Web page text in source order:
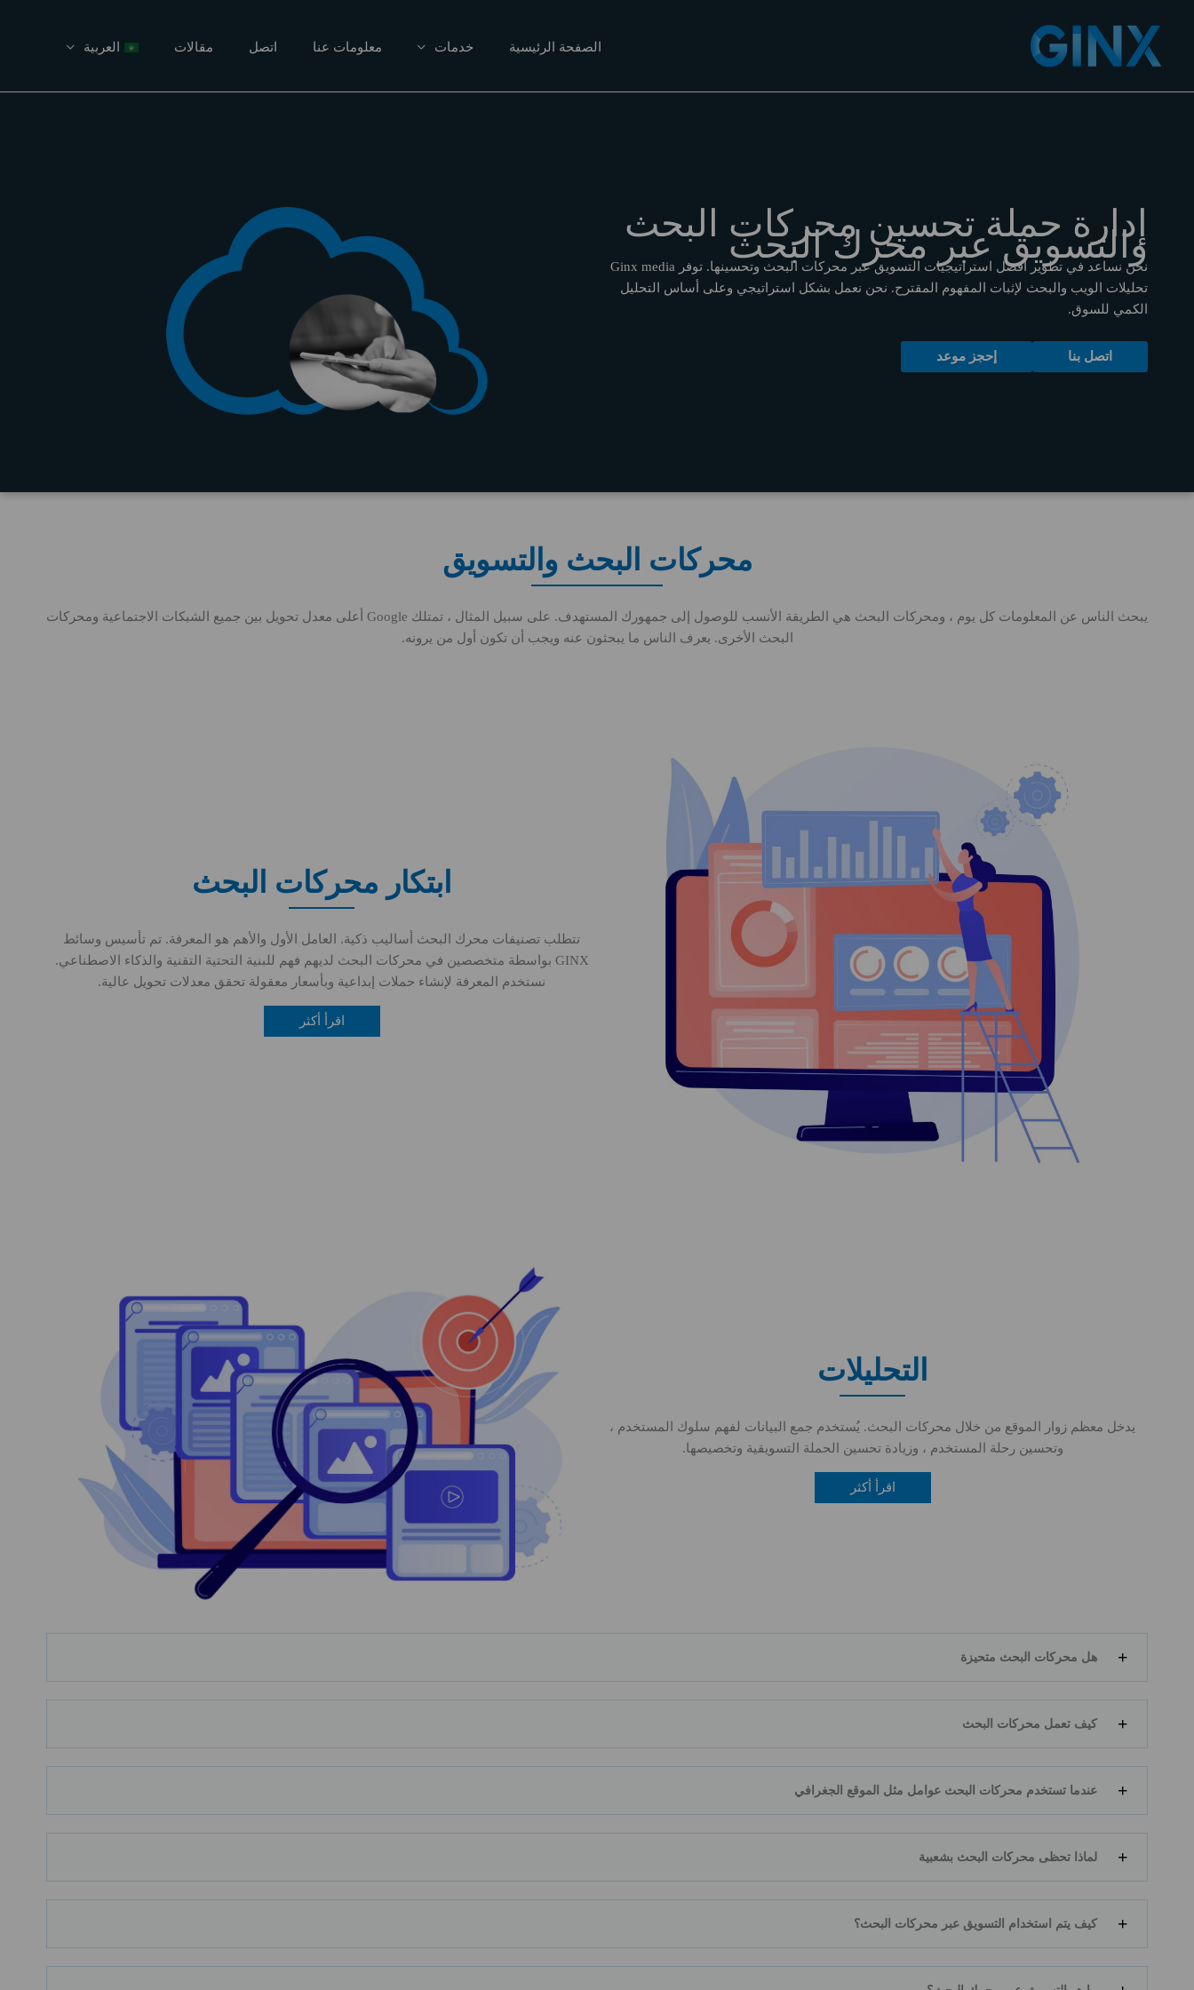
المحتوى
الصفحة الرئيسية خدمات معلومات عنا اتصل مقالات العربية
إدارة حملة تحسين محركات البحث
والتسويق عبر محرك البحث
نحن نساعد في تطوير أفضل استراتيجيات التسويق عبر محركات البحث وتحسينها. توفر Ginx media
تحليلات الويب والبحث لإثبات المفهوم المقترح. نحن نعمل بشكل استراتيجي وعلى أساس التحليل
الكمي للسوق.
اتصل بنا إحجز موعد
محركات البحث والتسويق
يبحث الناس عن المعلومات كل يوم ، ومحركات البحث هي الطريقة الأنسب للوصول إلى جمهورك المستهدف. على سبيل المثال ، تمتلك Google أعلى معدل تحويل بين جميع الشبكات الاجتماعية ومحركات
البحث الأخرى. يعرف الناس ما يبحثون عنه ويجب أن تكون أول من يرونه.
ابتكار محركات البحث
تتطلب تصنيفات محرك البحث أساليب ذكية. العامل الأول والأهم هو المعرفة. تم تأسيس وسائط
GINX بواسطة متخصصين في محركات البحث لديهم فهم للبنية التحتية التقنية والذكاء الاصطناعي.
نستخدم المعرفة لإنشاء حملات إبداعية وبأسعار معقولة تحقق معدلات تحويل عالية.
اقرأ أكثر
التحليلات
يدخل معظم زوار الموقع من خلال محركات البحث. يُستخدم جمع البيانات لفهم سلوك المستخدم ،
وتحسين رحلة المستخدم ، وزيادة تحسين الحملة التسويقية وتخصيصها.
اقرأ أكثر
هل محركات البحث متحيزة
كيف تعمل محركات البحث
عندما تستخدم محركات البحث عوامل مثل الموقع الجغرافي
لماذا تحظى محركات البحث بشعبية
كيف يتم استخدام التسويق عبر محركات البحث؟